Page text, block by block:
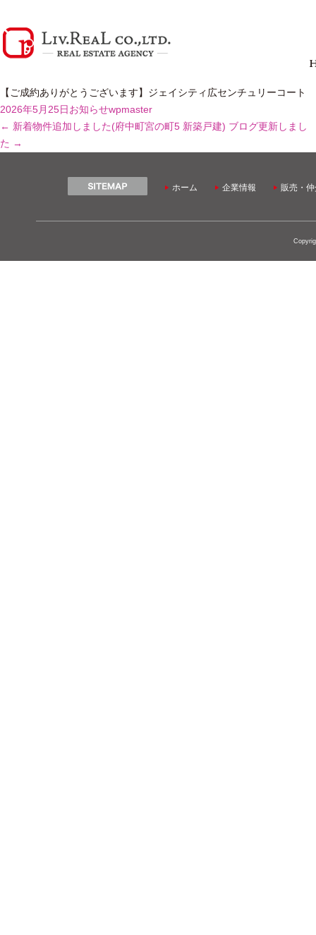
【ご成約ありがとうございます】ジェイシティ広センチュリーコート
2026年5月25日 お知らせwpmaster
← 新着物件追加しました(府中町宮の町5 新築戸建) ブログ更新しまし
た →
ホーム 企業情報 販売・